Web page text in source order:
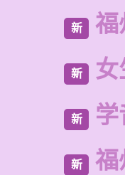
新 福
新
新 学
新 福